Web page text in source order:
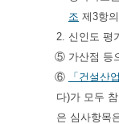
조 제3항
2. 신인도 평
⑤ 가산점 등
⑥
「건설산
다)가 모두
은 심사항목